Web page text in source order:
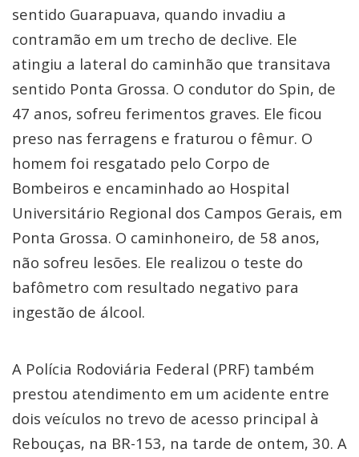
sentido Guarapuava, quando invadiu a
contramão em um trecho de declive. Ele
atingiu a lateral do caminhão que transitava
sentido Ponta Grossa. O condutor do Spin, de
47 anos, sofreu ferimentos graves. Ele ficou
preso nas ferragens e fraturou o fêmur. O
homem foi resgatado pelo Corpo de
Bombeiros e encaminhado ao Hospital
Universitário Regional dos Campos Gerais, em
Ponta Grossa. O caminhoneiro, de 58 anos,
não sofreu lesões. Ele realizou o teste do
bafômetro com resultado negativo para
ingestão de álcool.
A Polícia Rodoviária Federal (PRF) também
prestou atendimento em um acidente entre
dois veículos no trevo de acesso principal à
Rebouças, na BR-153, na tarde de ontem, 30. A